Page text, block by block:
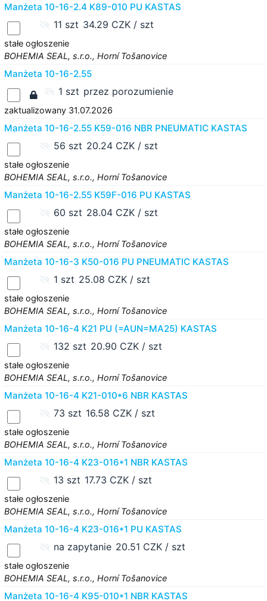
Manżeta 10-16-2.4 K89-010 PU KASTAS
11 szt 34.29 CZK / szt
stałe ogłoszenie
BOHEMIA SEAL, s.r.o., Horní Tošanovice
Manżeta 10-16-2.55
1 szt przez porozumienie
zaktualizowany 31.07.2026
Manżeta 10-16-2.55 K59-016 NBR PNEUMATIC KASTAS
56 szt 20.24 CZK / szt
stałe ogłoszenie
BOHEMIA SEAL, s.r.o., Horní Tošanovice
Manżeta 10-16-2.55 K59F-016 PU KASTAS
60 szt 28.04 CZK / szt
stałe ogłoszenie
BOHEMIA SEAL, s.r.o., Horní Tošanovice
Manżeta 10-16-3 K50-016 PU PNEUMATIC KASTAS
1 szt 25.08 CZK / szt
stałe ogłoszenie
BOHEMIA SEAL, s.r.o., Horní Tošanovice
Manżeta 10-16-4 K21 PU (=AUN=MA25) KASTAS
132 szt 20.90 CZK / szt
stałe ogłoszenie
BOHEMIA SEAL, s.r.o., Horní Tošanovice
Manżeta 10-16-4 K21-010*6 NBR KASTAS
73 szt 16.58 CZK / szt
stałe ogłoszenie
BOHEMIA SEAL, s.r.o., Horní Tošanovice
Manżeta 10-16-4 K23-016*1 NBR KASTAS
13 szt 17.73 CZK / szt
stałe ogłoszenie
BOHEMIA SEAL, s.r.o., Horní Tošanovice
Manżeta 10-16-4 K23-016*1 PU KASTAS
na zapytanie 20.51 CZK / szt
stałe ogłoszenie
BOHEMIA SEAL, s.r.o., Horní Tošanovice
Manżeta 10-16-4 K95-010*1 NBR KASTAS